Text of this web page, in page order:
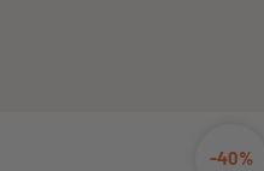
-30%
-40%